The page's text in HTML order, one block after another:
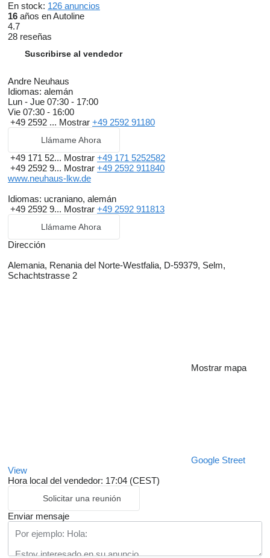
En stock: 126 anuncios
16 años en Autoline
4.7
28 reseñas
Suscribirse al vendedor
Andre Neuhaus
Idiomas: alemán
Lun - Jue 07:30 - 17:00
Vie 07:30 - 16:00
+49 2592 ... Mostrar +49 2592 91180
Llámame Ahora
+49 171 52... Mostrar +49 171 5252582
+49 2592 9... Mostrar +49 2592 911840
www.neuhaus-lkw.de
Idiomas: ucraniano, alemán
+49 2592 9... Mostrar +49 2592 911813
Llámame Ahora
Dirección
Alemania, Renania del Norte-Westfalia, D-59379, Selm,
Schachtstrasse 2
Mostrar mapa
Google Street
View
Hora local del vendedor: 17:04 (CEST)
Solicitar una reunión
Enviar mensaje